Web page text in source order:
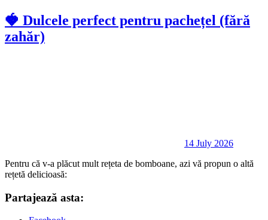
🍓 Dulcele perfect pentru pachețel (fără
zahăr)
14 July 2026
Pentru că v-a plăcut mult rețeta de bomboane, azi vă propun o altă
rețetă delicioasă:
Partajează asta: